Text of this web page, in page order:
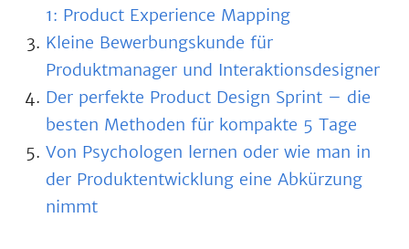
1: Product Experience Mapping
Kleine Bewerbungskunde für
Produktmanager und Interaktionsdesigner
Der perfekte Product Design Sprint – die
besten Methoden für kompakte 5 Tage
Von Psychologen lernen oder wie man in
der Produktentwicklung eine Abkürzung
nimmt